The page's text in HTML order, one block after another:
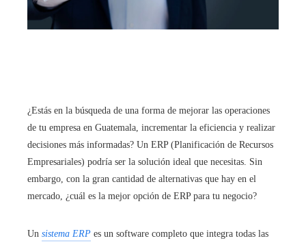
¿Estás en la búsqueda de una forma de mejorar las operaciones
de tu empresa en Guatemala, incrementar la eficiencia y realizar
decisiones más informadas? Un ERP (Planificación de Recursos
Empresariales) podría ser la solución ideal que necesitas. Sin
embargo, con la gran cantidad de alternativas que hay en el
mercado, ¿cuál es la mejor opción de ERP para tu negocio?
Un sistema ERP es un software completo que integra todas las